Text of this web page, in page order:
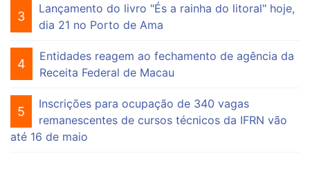
3
Lançamento do livro "És a rainha do litoral" hoje,
dia 21 no Porto de Ama
4
Entidades reagem ao fechamento de agência da
Receita Federal de Macau
5
Inscrições para ocupação de 340 vagas
remanescentes de cursos técnicos da IFRN vão
até 16 de maio